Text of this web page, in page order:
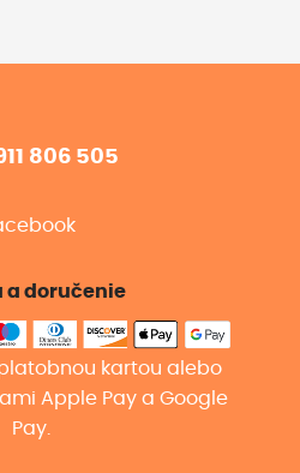
806 505
a doručenie
kartou alebo
Apple Pay a Google
Pay.